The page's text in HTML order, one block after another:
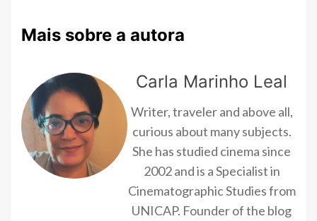
Mais sobre a autora
Carla Marinho Leal
Writer, traveler and above all,
curious about many subjects.
She has studied cinema since
2002 and is a Specialist in
Cinematographic Studies from
UNICAP. Founder of the blog